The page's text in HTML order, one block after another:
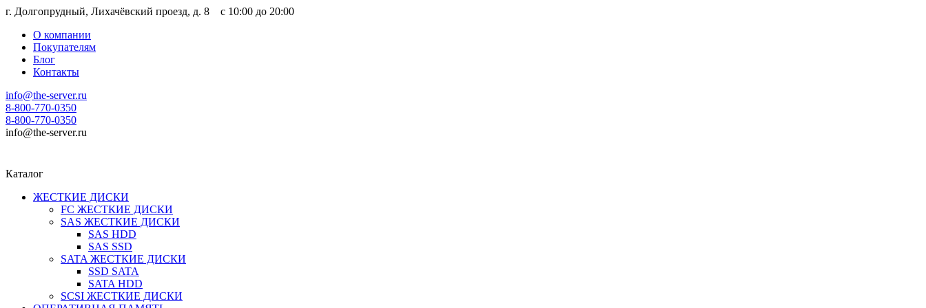
г. Долгопрудный, Лихачёвский проезд, д. 8 c 10:00 до 20:00
О компании
Покупателям
Блог
Контакты
info@the-server.ru
8-800-770-0350
8-800-770-0350
info@the-server.ru
Каталог
ЖЕСТКИЕ ДИСКИ
FC ЖЕСТКИЕ ДИСКИ
SAS ЖЕСТКИЕ ДИСКИ
SAS HDD
SAS SSD
SATA ЖЕСТКИЕ ДИСКИ
SSD SATA
SATA HDD
SCSI ЖЕСТКИЕ ДИСКИ